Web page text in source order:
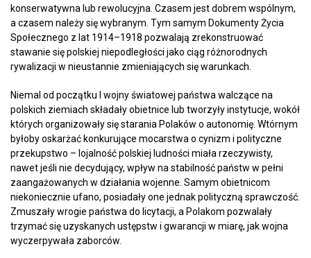
konserwatywna lub rewolucyjna. Czasem jest dobrem wspólnym,
a czasem należy się wybranym. Tym samym Dokumenty Życia
Społecznego z lat 1914–1918 pozwalają zrekonstruować
stawanie się polskiej niepodległości jako ciąg różnorodnych
rywalizacji w nieustannie zmieniających się warunkach.
Niemal od początku I wojny światowej państwa walczące na
polskich ziemiach składały obietnice lub tworzyły instytucje, wokół
których organizowały się starania Polaków o autonomię. Wtórnym
byłoby oskarżać konkurujące mocarstwa o cynizm i polityczne
przekupstwo – lojalność polskiej ludności miała rzeczywisty,
nawet jeśli nie decydujący, wpływ na stabilność państw w pełni
zaangażowanych w działania wojenne. Samym obietnicom
niekoniecznie ufano, posiadały one jednak polityczną sprawczość.
Zmuszały wrogie państwa do licytacji, a Polakom pozwalały
trzymać się uzyskanych ustępstw i gwarancji w miarę, jak wojna
wyczerpywała zaborców.